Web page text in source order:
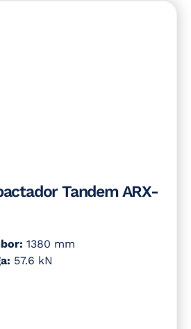
Tandem ARX-
1380 mm
57.6 kN